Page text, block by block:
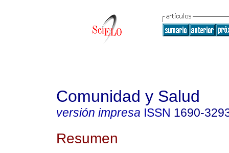
Comunidad y Salud
versión impresa ISSN 1690-
Resumen